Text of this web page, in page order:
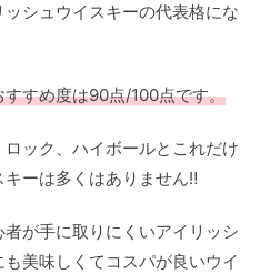
シュウイスキーの代表格にな
すめ度は90点/100点です。
ック、ハイボールとこれだけ
ーは多くはありません‼
が手に取りにくいアイリッシ
美味しくてコスパが良いウイ